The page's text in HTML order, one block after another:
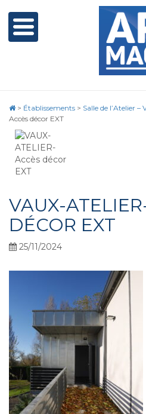
> Établissements > Salle de l’Atelier –
Accès décor EXT
VAUX-
DÉCOR EXT
25/11/2024